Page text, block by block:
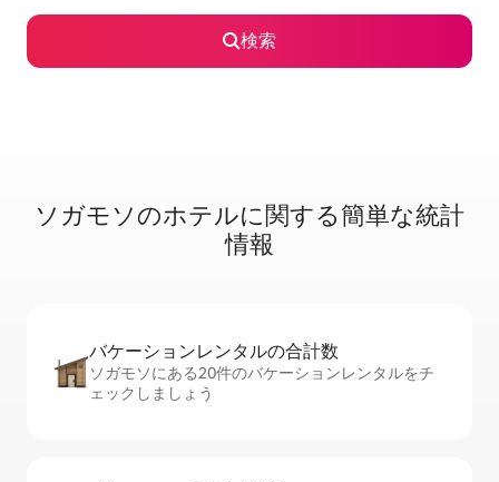
検索
ソガモソのホ⁠テ⁠ル⁠に関⁠す⁠る簡⁠単⁠な統⁠計
情⁠報
バケーションレ⁠ン⁠タ⁠ル⁠の合⁠計⁠数
ソガモソにある20件のバケーションレンタルをチ
ェックしましょう